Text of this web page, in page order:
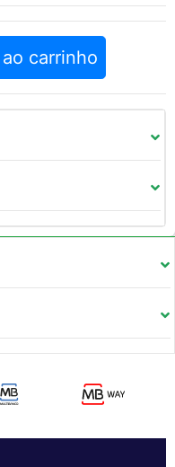
carrinho